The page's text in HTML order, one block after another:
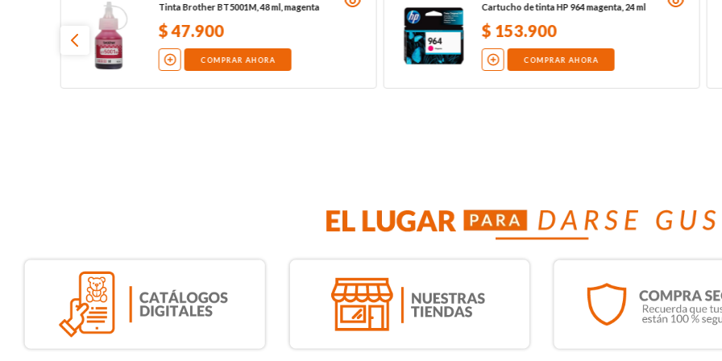
Tinta Brother BT5001M, 48 ml, magenta
$47.900
COMPRAR AHORA
Cartucho de tinta HP 964 magenta, 24 ml
$ 153.900
COMPRAR AHORA